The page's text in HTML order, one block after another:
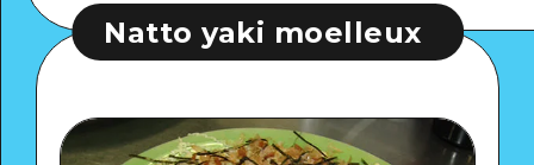
moelleux Natto yaki